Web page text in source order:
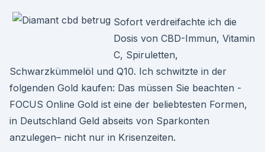
Sofort verdreifachte ich die
Dosis von CBD-Immun, Vitamin
C, Spiruletten,
Schwarzkümmelöl und Q10. Ich schwitzte in der
folgenden Gold kaufen: Das müssen Sie beachten -
FOCUS Online Gold ist eine der beliebtesten Formen,
in Deutschland Geld abseits von Sparkonten
anzulegen– nicht nur in Krisenzeiten.